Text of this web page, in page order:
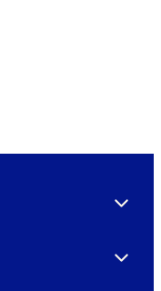
Expand
Expand